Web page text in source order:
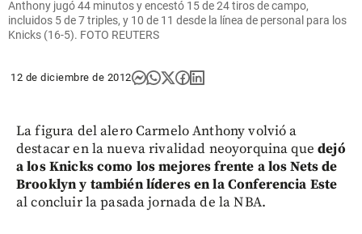
Anthony jugó 44 minutos y encestó 15 de 24 tiros de campo,
incluidos 5 de 7 triples, y 10 de 11 desde la línea de personal para los
Knicks (16-5). FOTO REUTERS
12 de diciembre de 2012
La figura del alero Carmelo Anthony volvió a
destacar en la nueva rivalidad neoyorquina quedejó
a los Knicks como los mejores frente a los Nets de
Brooklyn y también líderes en la Conferencia Este
al concluir la pasada jornada de la NBA.